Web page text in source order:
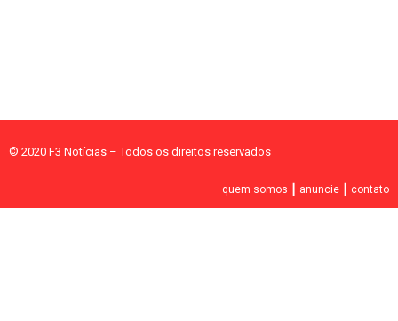
© 2020 F3 Notícias – Todos os direitos reservados
quem somos anuncie contato